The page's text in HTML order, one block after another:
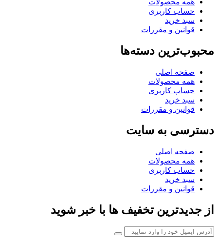
همه محصولات
حساب کاربری
سبد خرید
قوانین و مقررات
محبوب‌ترین دسته‌ها
صفحه اصلی
همه محصولات
حساب کاربری
سبد خرید
قوانین و مقررات
دسترسی به سایت
صفحه اصلی
همه محصولات
حساب کاربری
سبد خرید
قوانین و مقررات
از جدیدترین تخفیف ها با خبر شوید